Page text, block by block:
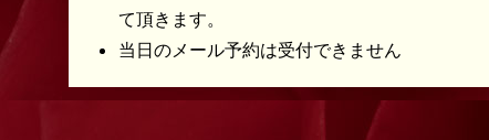
て頂きます。
当日のメール予約は受付できません